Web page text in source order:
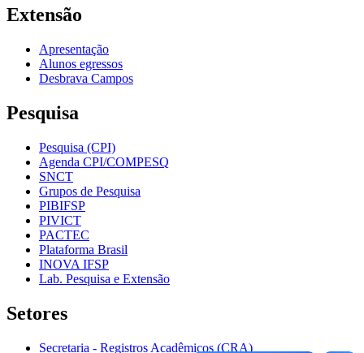
Extensão
Apresentação
Alunos egressos
Desbrava Campos
Pesquisa
Pesquisa (CPI)
Agenda CPI/COMPESQ
SNCT
Grupos de Pesquisa
PIBIFSP
PIVICT
PACTEC
Plataforma Brasil
INOVA IFSP
Lab. Pesquisa e Extensão
Setores
Secretaria - Registros Acadêmicos (CRA)